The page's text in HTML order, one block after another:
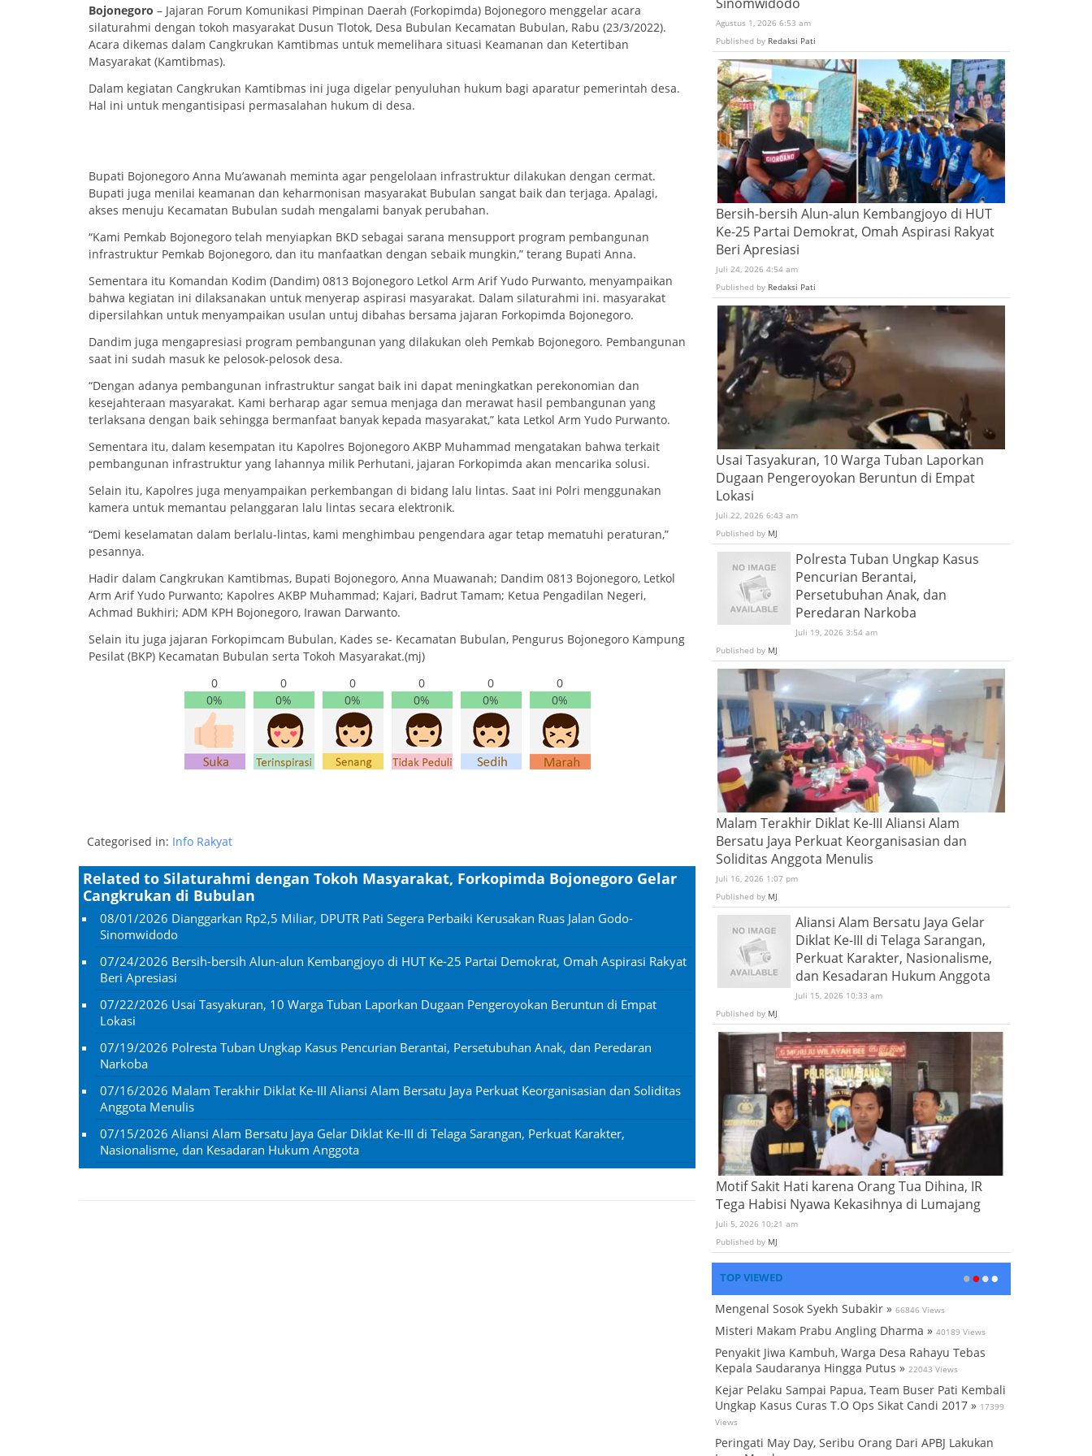
Bojonegoro – Jajaran Forum Komunikasi Pimpinan Daerah (Forkopimda) Bojonegoro menggelar acara
silaturahmi dengan tokoh masyarakat Dusun Tlotok, Desa Bubulan Kecamatan Bubulan, Rabu (23/3/2022).
Acara dikemas dalam Cangkrukan Kamtibmas untuk memelihara situasi Keamanan dan Ketertiban
Masyarakat (Kamtibmas).
Dalam kegiatan Cangkrukan Kamtibmas ini juga digelar penyuluhan hukum bagi aparatur pemerintah desa.
Hal ini untuk mengantisipasi permasalahan hukum di desa.
Bupati Bojonegoro Anna Mu’awanah meminta agar pengelolaan infrastruktur dilakukan dengan cermat.
Bupati juga menilai keamanan dan keharmonisan masyarakat Bubulan sangat baik dan terjaga. Apalagi,
akses menuju Kecamatan Bubulan sudah mengalami banyak perubahan.
“Kami Pemkab Bojonegoro telah menyiapkan BKD sebagai sarana mensupport program pembangunan
infrastruktur Pemkab Bojonegoro, dan itu manfaatkan dengan sebaik mungkin,” terang Bupati Anna.
Sementara itu Komandan Kodim (Dandim) 0813 Bojonegoro Letkol Arm Arif Yudo Purwanto, menyampaikan
bahwa kegiatan ini dilaksanakan untuk menyerap aspirasi masyarakat. Dalam silaturahmi ini. masyarakat
dipersilahkan untuk menyampaikan usulan untuj dibahas bersama jajaran Forkopimda Bojonegoro.
Dandim juga mengapresiasi program pembangunan yang dilakukan oleh Pemkab Bojonegoro. Pembangunan
saat ini sudah masuk ke pelosok-pelosok desa.
“Dengan adanya pembangunan infrastruktur sangat baik ini dapat meningkatkan perekonomian dan
kesejahteraan masyarakat. Kami berharap agar semua menjaga dan merawat hasil pembangunan yang
terlaksana dengan baik sehingga bermanfaat banyak kepada masyarakat,” kata Letkol Arm Yudo Purwanto.
Sementara itu, dalam kesempatan itu Kapolres Bojonegoro AKBP Muhammad mengatakan bahwa terkait
pembangunan infrastruktur yang lahannya milik Perhutani, jajaran Forkopimda akan mencarika solusi.
Selain itu, Kapolres juga menyampaikan perkembangan di bidang lalu lintas. Saat ini Polri menggunakan
kamera untuk memantau pelanggaran lalu lintas secara elektronik.
“Demi keselamatan dalam berlalu-lintas, kami menghimbau pengendara agar tetap mematuhi peraturan,”
pesannya.
Hadir dalam Cangkrukan Kamtibmas, Bupati Bojonegoro, Anna Muawanah; Dandim 0813 Bojonegoro, Letkol
Arm Arif Yudo Purwanto; Kapolres AKBP Muhammad; Kajari, Badrut Tamam; Ketua Pengadilan Negeri,
Achmad Bukhiri; ADM KPH Bojonegoro, Irawan Darwanto.
Selain itu juga jajaran Forkopimcam Bubulan, Kades se- Kecamatan Bubulan, Pengurus Bojonegoro Kampung
Pesilat (BKP) Kecamatan Bubulan serta Tokoh Masyarakat.(mj)
0
0%
0
0%
0
0%
0
0%
0
0%
0
0%
Categorised in: Info Rakyat
Related to Silaturahmi dengan Tokoh Masyarakat, Forkopimda Bojonegoro Gelar
Cangkrukan di Bubulan
08/01/2026 Dianggarkan Rp2,5 Miliar, DPUTR Pati Segera Perbaiki Kerusakan Ruas Jalan Godo-
Sinomwidodo
07/24/2026 Bersih-bersih Alun-alun Kembangjoyo di HUT Ke-25 Partai Demokrat, Omah Aspirasi Rakyat
Beri Apresiasi
07/22/2026 Usai Tasyakuran, 10 Warga Tuban Laporkan Dugaan Pengeroyokan Beruntun di Empat
Lokasi
07/19/2026 Polresta Tuban Ungkap Kasus Pencurian Berantai, Persetubuhan Anak, dan Peredaran
Narkoba
07/16/2026 Malam Terakhir Diklat Ke-III Aliansi Alam Bersatu Jaya Perkuat Keorganisasian dan Soliditas
Anggota Menulis
07/15/2026 Aliansi Alam Bersatu Jaya Gelar Diklat Ke-III di Telaga Sarangan, Perkuat Karakter,
Nasionalisme, dan Kesadaran Hukum Anggota
Agustus 1, 2026 6:53 am
Published by Redaksi Pati
Bersih-bersih Alun-alun Kembangjoyo di HUT
Ke-25 Partai Demokrat, Omah Aspirasi Rakyat
Beri Apresiasi
Juli 24, 2026 4:54 am
Published by Redaksi Pati
Usai Tasyakuran, 10 Warga Tuban Laporkan
Dugaan Pengeroyokan Beruntun di Empat
Lokasi
Juli 22, 2026 6:43 am
Published by MJ
Polresta Tuban Ungkap Kasus
Pencurian Berantai,
Persetubuhan Anak, dan
Peredaran Narkoba
Juli 19, 2026 3:54 am
Published by MJ
Malam Terakhir Diklat Ke-III Aliansi Alam
Bersatu Jaya Perkuat Keorganisasian dan
Soliditas Anggota Menulis
Juli 16, 2026 1:07 pm
Published by MJ
Aliansi Alam Bersatu Jaya Gelar
Diklat Ke-III di Telaga Sarangan,
Perkuat Karakter, Nasionalisme,
dan Kesadaran Hukum Anggota
Juli 15, 2026 10:33 am
Published by MJ
Motif Sakit Hati karena Orang Tua Dihina, IR
Tega Habisi Nyawa Kekasihnya di Lumajang
Juli 5, 2026 10:21 am
Published by MJ
TOP VIEWED
Mengenal Sosok Syekh Subakir » 66846 Views
Misteri Makam Prabu Angling Dharma » 40189 Views
Penyakit Jiwa Kambuh, Warga Desa Rahayu Tebas
Kepala Saudaranya Hingga Putus » 22043 Views
Kejar Pelaku Sampai Papua, Team Buser Pati Kembali
Ungkap Kasus Curas T.O Ops Sikat Candi 2017 » 17399
Views
Peringati May Day, Seribu Orang Dari APBJ Lakukan